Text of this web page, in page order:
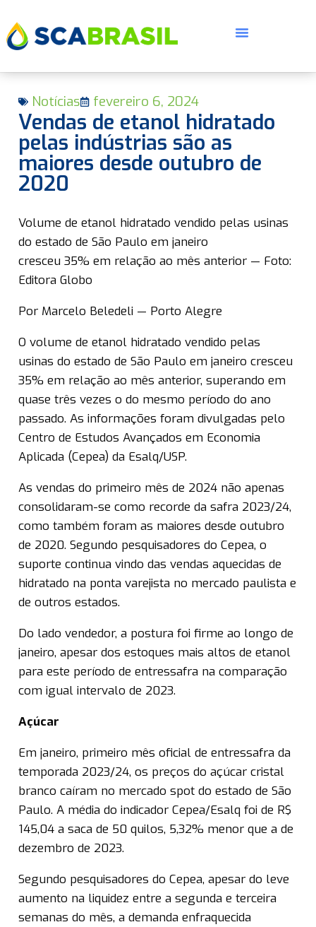
Notícias fevereiro 6, 2024
Vendas de etanol hidratado
pelas indústrias são as
maiores desde outubro de
2020
Volume de etanol hidratado vendido pelas usinas
do estado de São Paulo em janeiro
cresceu 35% em relação ao mês anterior — Foto:
Editora Globo
Por Marcelo Beledeli — Porto Alegre
O volume de etanol hidratado vendido pelas
usinas do estado de São Paulo em janeiro cresceu
35% em relação ao mês anterior, superando em
quase três vezes o do mesmo período do ano
passado. As informações foram divulgadas pelo
Centro de Estudos Avançados em Economia
Aplicada (Cepea) da Esalq/USP.
As vendas do primeiro mês de 2024 não apenas
consolidaram-se como recorde da safra 2023/24,
como também foram as maiores desde outubro
de 2020. Segundo pesquisadores do Cepea, o
suporte continua vindo das vendas aquecidas de
hidratado na ponta varejista no mercado paulista e
de outros estados.
Do lado vendedor, a postura foi firme ao longo de
janeiro, apesar dos estoques mais altos de etanol
para este período de entressafra na comparação
com igual intervalo de 2023.
Açúcar
Em janeiro, primeiro mês oficial de entressafra da
temporada 2023/24, os preços do açúcar cristal
branco caíram no mercado spot do estado de São
Paulo. A média do indicador Cepea/Esalq foi de R$
145,04 a saca de 50 quilos, 5,32% menor que a de
dezembro de 2023.
Segundo pesquisadores do Cepea, apesar do leve
aumento na liquidez entre a segunda e terceira
semanas do mês, a demanda enfraquecida